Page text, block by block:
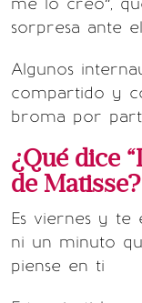
sorpresa ante
Algunos
compartido y
broma por
¿Qué dice
de Matisse?
Es viernes y te
ni un minuto
piense en ti